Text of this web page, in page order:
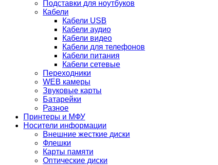
Подставки для ноутбуков
Кабели
Кабели USB
Кабели аудио
Кабели видео
Кабели для телефонов
Кабели питания
Кабели сетевые
Переходники
WEB камеры
Звуковые карты
Батарейки
Разное
Принтеры и МФУ
Носители информации
Внешние жесткие диски
Флешки
Карты памяти
Оптические диски